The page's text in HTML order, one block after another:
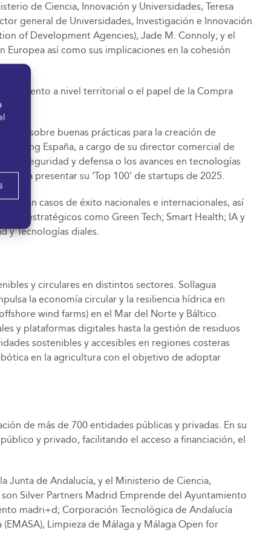
de Ciencia, Innovación y Universidades, Teresa
general de Universidades, Investigación e Innovación
of Development Agencies), Jade M. Connoly; y el
Europea así como sus implicaciones en la cohesión
a nivel territorial o el papel de la Compra
sobre buenas prácticas para la creación de
España, a cargo de su director comercial de
de seguridad y defensa o los avances en tecnologías
para presentar su ‘Top 100’ de startups de 2025.
casos de éxito nacionales e internacionales, así
estratégicos como Green Tech; Smart Health; IA y
y Tecnologías diales.
y circulares en distintos sectores. Sollagua
la economía circular y la resiliencia hídrica en
wind farms) en el Mar del Norte y Báltico.
y plataformas digitales hasta la gestión de residuos
sostenibles y accesibles en regiones costeras
en la agricultura con el objetivo de adoptar
de más de 700 entidades públicas y privadas. En su
y privado, facilitando el acceso a financiación, el
Junta de Andalucía, y el Ministerio de Ciencia,
Silver Partners Madrid Emprende del Ayuntamiento
madri+d; Corporación Tecnológica de Andalucía
Limpieza de Málaga y Málaga Open for